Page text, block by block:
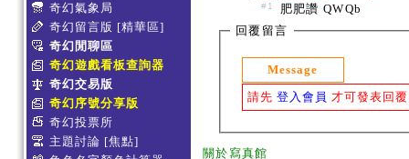
奇幻氣象局
奇幻留言版 [精華區]
奇幻閒聊區
奇幻遊戲看板查詢器
奇幻交易版
奇幻序號分享版
奇幻投票所
主題討論 [焦點]
#1
肥肥讚 QWQb
回覆留言
Message
請先 登入會員 才可發表回
關於寫真館